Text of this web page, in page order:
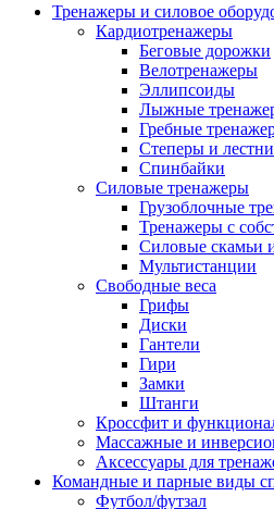
Тренажеры и силовое
Кардиотренажеры
Беговые дорожки
Велотренажеры
Эллипсоиды
Лыжные
Гребные
Степеры и
Спинбайки
Силовые тренажеры
Грузоблочные
Тренажеры с
Силовые скамьи
Мультистанции
Свободные веса
Грифы
Диски
Гантели
Гири
Замки
Штанги
Кроссфит и
Массажные и
Аксессуары для
Командные и парные виды
Футбол/футзал